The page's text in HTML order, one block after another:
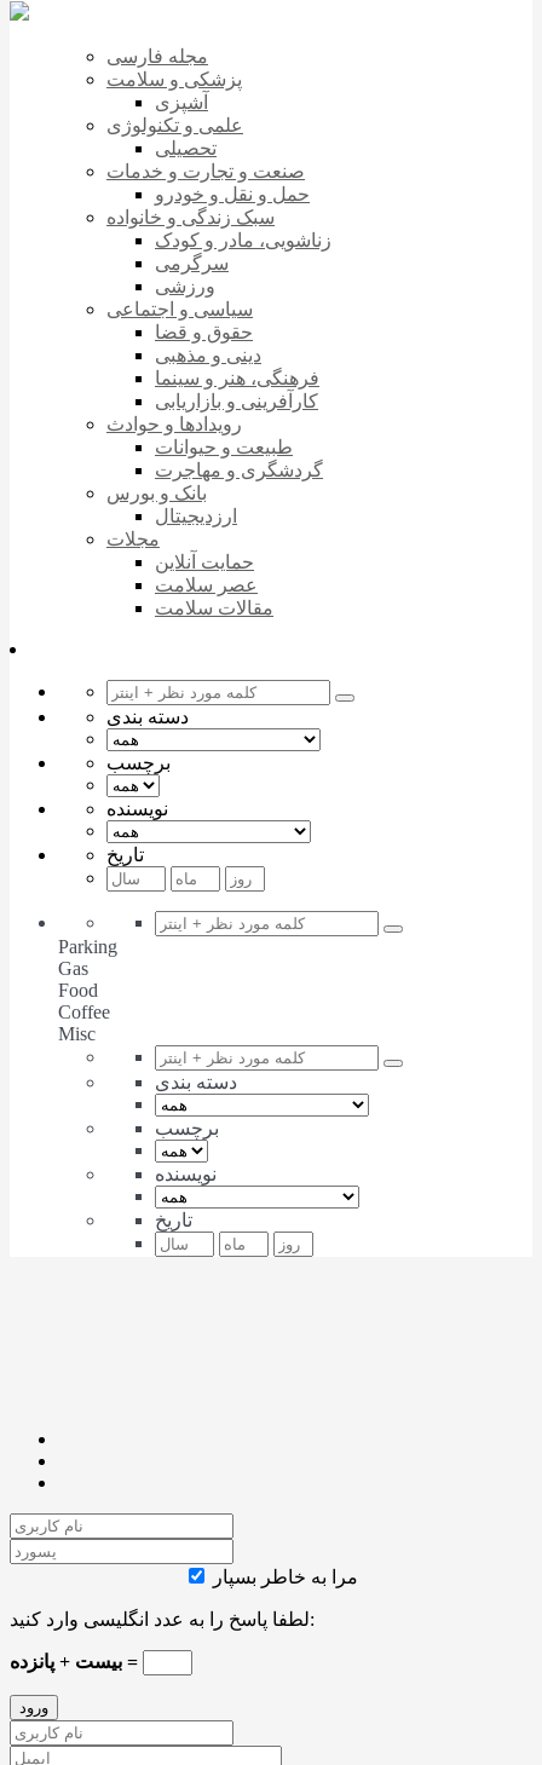
مجله فارسی
پزشکی و سلامت
آشپزی
علمی و تکنولوژی
تحصیلی
صنعت و تجارت و خدمات
حمل و نقل و خودرو
سبک زندگی و خانواده
زناشویی، مادر و کودک
سرگرمی
ورزشی
سیاسی و اجتماعی
حقوق و قضا
دینی و مذهبی
فرهنگی، هنر و سینما
کارآفرینی و بازاریابی
رویدادها و حوادث
طبیعت و حیوانات
گردشگری و مهاجرت
بانک و بورس
ارزدیجیتال
مجلات
حمایت آنلاین
عصر سلامت
مقالات سلامت
دسته بندی
برچسب
نویسنده
تاریخ
Parking
Gas
Food
Coffee
Misc
دسته بندی
برچسب
نویسنده
تاریخ
مرا به خاطر بسپار
لطفا پاسخ را به عدد انگلیسی وارد کنید:
بیست + پانزده =